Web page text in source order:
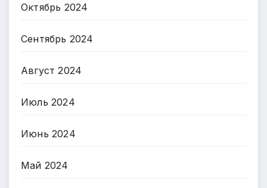
Октябрь 2024
Сентябрь 2024
Август 2024
Июль 2024
Июнь 2024
Май 2024